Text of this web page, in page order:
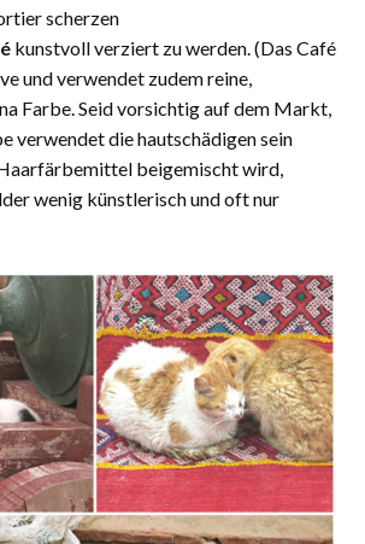
scherzen
kunstvoll verziert zu werden. (Das Café
und verwendet zudem reine,
Farbe. Seid vorsichtig auf dem Markt,
verwendet die hautschädigen sein
beigemischt wird,
wenig künstlerisch und oft nur